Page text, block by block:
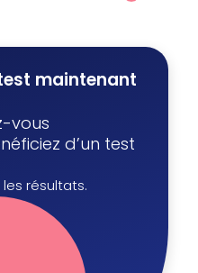
maintenant
vous
d’un test
résultats.